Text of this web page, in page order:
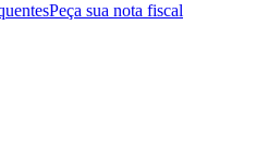
Peça sua nota fiscal